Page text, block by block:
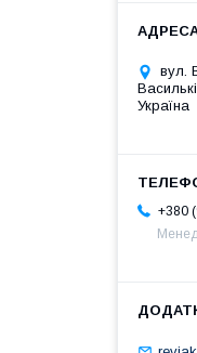
вул.
Україна
+380